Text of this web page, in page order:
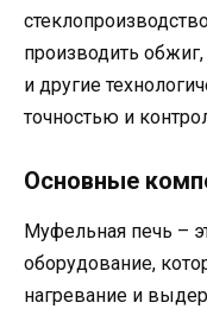
производить
и другие
точностью и
Основные
Муфельная печь –
оборудование,
нагревание и